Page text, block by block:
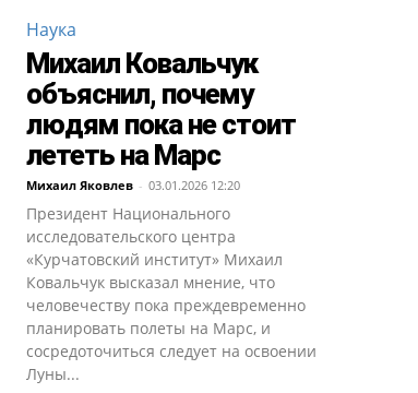
Наука
Михаил Ковальчук
объяснил, почему
людям пока не стоит
лететь на Марс
Михаил Яковлев - 03.01.2026 12:20
Президент Национального
исследовательского центра
«Курчатовский институт» Михаил
Ковальчук высказал мнение, что
человечеству пока преждевременно
планировать полеты на Марс, и
сосредоточиться следует на освоении
Луны...